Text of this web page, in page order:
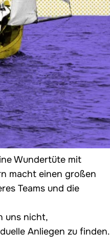
Wundertüte mit
macht einen großen
Teams und die
uns nicht,
Anliegen zu finden.